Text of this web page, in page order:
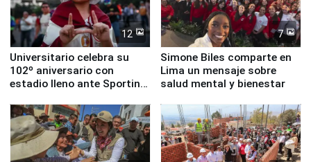
12
Universitario celebra su
102º aniversario con
estadio lleno ante Sporting
7
Simone Biles comparte en
Lima un mensaje sobre
salud mental y bienestar